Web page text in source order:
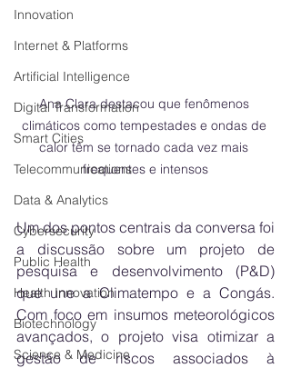
Innovation
Internet & Platforms
Artificial Intelligence
Digital Transformation
Smart Cities
Telecommunications
Data & Analytics
Cybersecurity
Public Health
Health Innovation
Biotechnology
Science & Medicine
Ana Clara destacou que fenômenos
climáticos como tempestades e ondas de
calor têm se tornado cada vez mais
frequentes e intensos
Um dos pontos centrais da conversa foi
a discussão sobre um projeto de
pesquisa e desenvolvimento (P&D)
que une a Climatempo e a Congás.
Com foco em insumos meteorológicos
avançados, o projeto visa otimizar a
gestão de riscos associados à